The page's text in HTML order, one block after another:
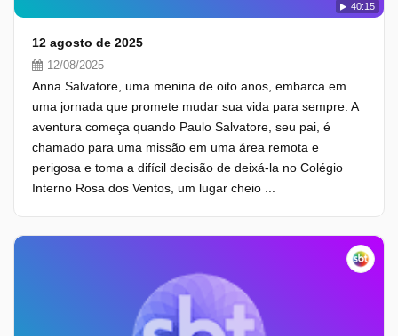
40:15
12 agosto de 2025
12/08/2025
Anna Salvatore, uma menina de oito anos, embarca em
uma jornada que promete mudar sua vida para sempre. A
aventura começa quando Paulo Salvatore, seu pai, é
chamado para uma missão em uma área remota e
perigosa e toma a difícil decisão de deixá-la no Colégio
Interno Rosa dos Ventos, um lugar cheio ...